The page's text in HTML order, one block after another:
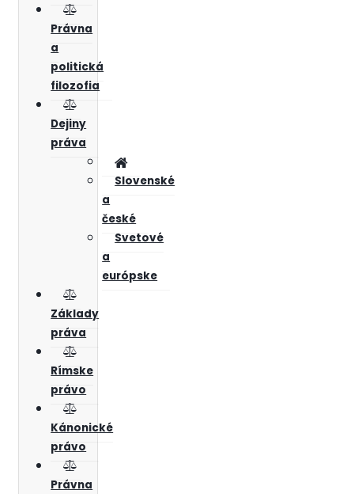
Právna
a
politická
filozofia
Dejiny
práva
Slovenské
a
české
Svetové
a
európske
Základy
práva
Rímske
právo
Kánonické
právo
Právna